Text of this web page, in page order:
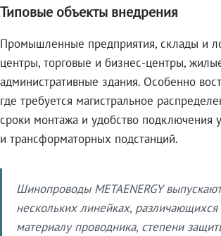
Типовые объекты внедрения
Промышленные предприятия, склады и
центры, торговые и бизнес-центры,
административные здания. Особенно
где требуется магистральное
сроки монтажа и удобство подключения
и трансформаторных подстанций.
Шинопроводы METAENERGY
нескольких линейках, различающихся
материалу проводника, степени